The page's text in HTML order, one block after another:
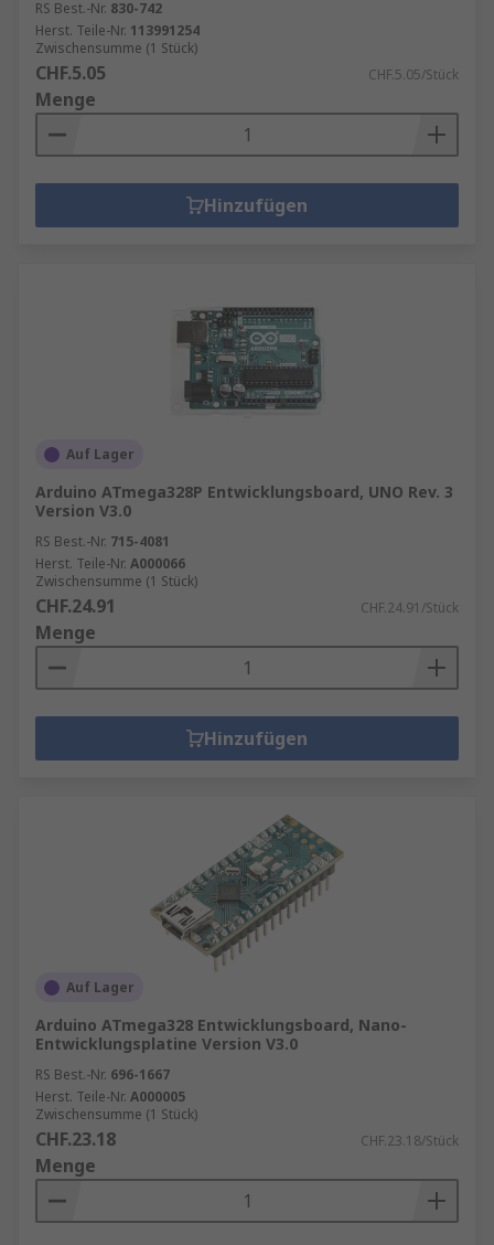
RS Best.-Nr. 830-742
Herst. Teile-Nr. 113991254
Zwischensumme (1 Stück)
CHF.5.05 CHF.5.05/Stück
Menge
Hinzufügen
Auf Lager
Arduino ATmega328P Entwicklungsboard, UNO Rev. 3
Version V3.0
RS Best.-Nr. 715-4081
Herst. Teile-Nr. A000066
Zwischensumme (1 Stück)
CHF.24.91 CHF.24.91/Stück
Menge
Hinzufügen
Auf Lager
Arduino ATmega328 Entwicklungsboard, Nano-
Entwicklungsplatine Version V3.0
RS Best.-Nr. 696-1667
Herst. Teile-Nr. A000005
Zwischensumme (1 Stück)
CHF.23.18 CHF.23.18/Stück
Menge